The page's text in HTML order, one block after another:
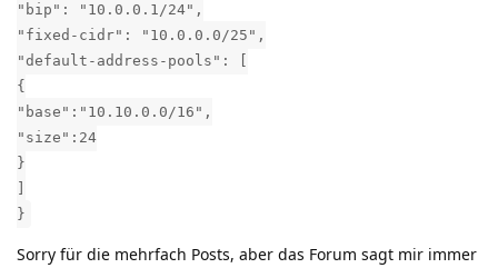
"bip": "10.0.0.1/24",
"fixed-cidr": "10.0.0.0/25",
"default-address-pools": [
{
"base":"10.10.0.0/16",
"size":24
}
}
Sorry für die mehrfach Posts, aber das Forum sagt mir immer